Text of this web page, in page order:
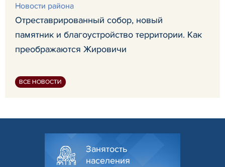
Новости района
Отреставрированный собор, новый
памятник и благоустройство территории. Как
преображаются Жировичи
ВСЕ НОВОСТИ
Занятость
населения